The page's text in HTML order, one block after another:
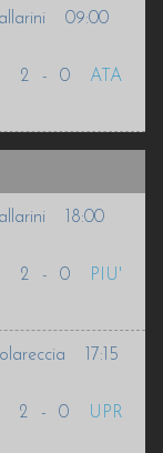
09:00
2 - 0
ATA
18:00
2 - 0
PIU'
17:15
2 - 0
UPR